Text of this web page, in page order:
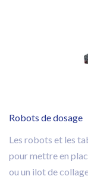
Robots de dosage
Les robots et les
pour mettre en
ou un ilot de